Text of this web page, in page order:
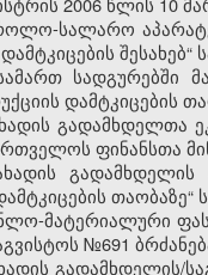
სალარო
დამტკიცების
სადგურებში
გადამხდელთა
ფინანსთა
დამტკიცების
მატერიალური
№691
გადამხდელის/